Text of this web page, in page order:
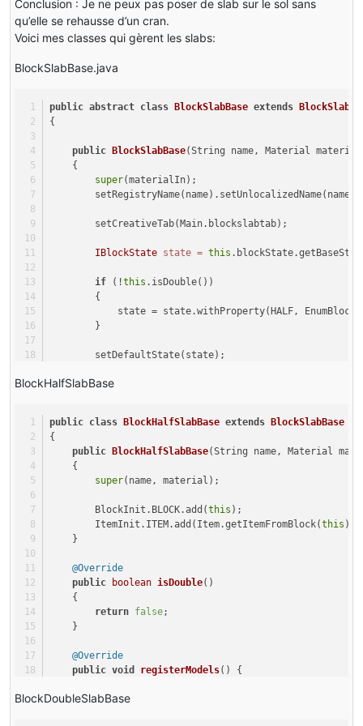
Conclusion : Je ne peux pas poser de slab sur le sol sans
qu’elle se rehausse d’un cran.
Voici mes classes qui gèrent les slabs:
BlockSlabBase.java
public abstract class BlockSlabBase extends BlockSlab
{
public BlockSlabBase(String name, Material
    {
super(materialIn);
        setRegistryName(name).setUnlocalizedName(name);
        setCreativeTab(Main.blockslabtab);
IBlockState state = this
if (!this .isDouble())
        {
state = state.withProperty(HALF,
        }
        setDefaultState(state);
    }
public String getUnlocalizedName(int meta)
    {
return this.getUnlocalizedName();
    }
public IProperty<?> getVariantProperty()
@Override
public
@Override
    {
BlockHalfSlabBase
public class BlockHalfSlabBase extends BlockSlabBase
{
public BlockHalfSlabBase(String name, Material
    {
super(name, material);
        BlockInit.BLOCK.add(
this );
        ItemInit.ITEM.add(Item.getItemFromBlock(
this ));
    }
@Override
public
boolean isDouble()
    {
return false;
    }
@Override
public void registerModels()
{
    }
BlockDoubleSlabBase